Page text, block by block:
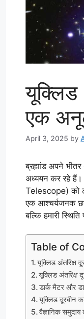
यूक्लिड
एक
April 3, 2025 by
ब्रह्मांड अपने
अध्ययन कर रहे हैं।
Telescope) को
एक आश्चर्यजनक
बल्कि हमारी
Table of
यूक्लिड अंतरिक्ष
यूक्लिड अंतरिक्ष
डार्क मैटर और
यूक्लिड दूरबीन
वैज्ञानिक समुदाय